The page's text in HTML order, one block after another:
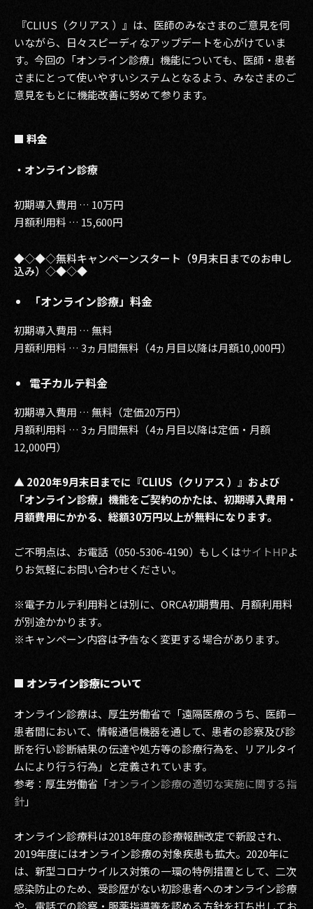
『CLIUS（クリアス ）』は、医師のみなさまのご意見を伺
いながら、日々スピーディなアップデートを心がけていま
す。今回の「オンライン診療」機能についても、医師・患者
さまにとって使いやすいシステムとなるよう、みなさまのご
意見をもとに機能改善に努めて参ります。
■ 料金
・オンライン診療
初期導入費用 … 10万円
月額利用料 … 15,600円
◆◇◆◇無料キャンペーンスタート（9月末日までのお申し
込み）◇◆◇◆
「オンライン診療」料金
初期導入費用 … 無料
月額利用料 … 3ヵ月間無料（4ヵ月目以降は月額10,000円）
電子カルテ料金
初期導入費用 … 無料（定価20万円）
月額利用料 … 3ヵ月間無料（4ヵ月目以降は定価・月額
12,000円）
▲ 2020年9月末日までに『CLIUS（クリアス ）』および
「オンライン診療」機能をご契約のかたは、初期導入費用・
月額費用にかかる、総額30万円以上が無料になります。
ご不明点は、お電話（050-5306-4190）もしくはサイトHPよ
りお気軽にお問い合わせください。
※電子カルテ利用料とは別に、ORCA初期費用、月額利用料
が別途かかります。
※キャンペーン内容は予告なく変更する場合があります。
■ オンライン診療について
オンライン診療は、厚生労働省で「遠隔医療のうち、医師－
患者間において、情報通信機器を通して、患者の診察及び診
断を行い診断結果の伝達や処方等の診療行為を、リアルタイ
ムにより行う行為」と定義されています。
参考：厚生労働省「オンライン診療の適切な実施に関する指
針」
オンライン診療料は2018年度の診療報酬改定で新設され、
2019年度にはオンライン診療の対象疾患も拡大。2020年に
は、新型コロナウイルス対策の一環の特例措置として、二次
感染防止のため、受診歴がない初診患者へのオンライン診療
や、電話での診察・服薬指導等を認める方針を打ち出してお